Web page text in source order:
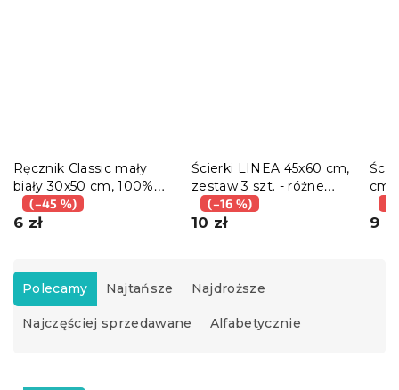
Ręcznik Classic mały
biały 30x50 cm, 100%
bawełna
(–45 %)
6 zł
Ścierki LINEA 45x60 cm,
zestaw 3 szt. - różne
warianty
(–16 %)
10 zł
cm,
9 zł
S
o
r
Polecamy Najtańsze Najdroższe
Najczęściej sprzedawane Alfabetycznie